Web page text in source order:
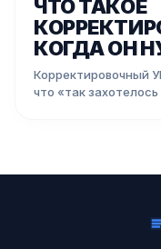
ЧТО ТАКОЕ
КОГДА ОН
Корректировочный
что «так